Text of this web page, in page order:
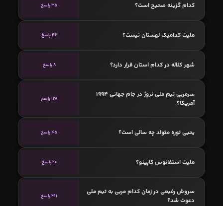
کدام گزینه صحیح است؟ 35 پاسخ
ملیت کدامیک لهستان نیست؟ 46 پاسخ
شهر کلاله در کدام استان قرار دارد؟ 8 پاسخ
سرمربی تیم ملی نروژ در جام جهانی 1994
آمریکا؟
128 پاسخ
یحیی توره متولد چه سالی است؟ 45 پاسخ
ملیت استفانوس کاپینو؟ 20 پاسخ
سروش رفیعی در زمان کدام مربی به تیم ملی
دعوت شد؟
291 پاسخ